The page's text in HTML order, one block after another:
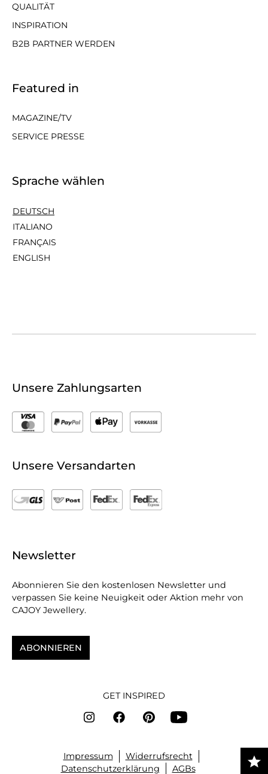
QUALITÄT
INSPIRATION
B2B PARTNER WERDEN
Featured in
MAGAZINE/TV
SERVICE PRESSE
Sprache wählen
DEUTSCH
ITALIANO
FRANÇAIS
ENGLISH
Unsere Zahlungsarten
Unsere Versandarten
Newsletter
Abonnieren Sie den kostenlosen Newsletter und
verpassen Sie keine Neuigkeit oder Aktion mehr von
CAJOY Jewellery.
ABONNIEREN
GET INSPIRED
Impressum
Widerrufsrecht
Datenschutzerklärung
AGBs